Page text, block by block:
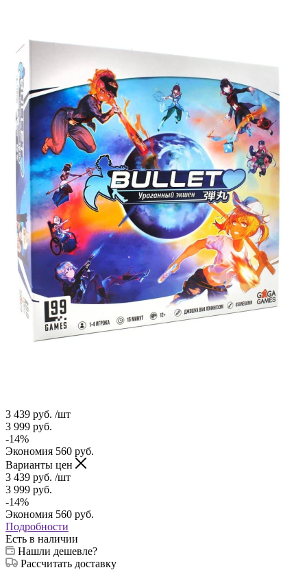
3 439 руб. /шт
3 999 руб.
-14%
Экономия 560 руб.
Варианты цен
3 439 руб. /шт
3 999 руб.
-14%
Экономия 560 руб.
Подробности
Есть в наличии
Нашли дешевле?
Рассчитать доставку